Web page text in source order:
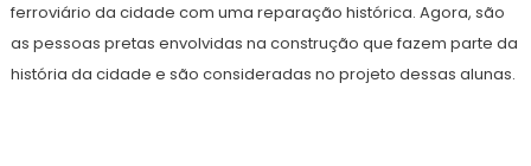
ferroviário da cidade com uma reparação histórica. Agora, são
as pessoas pretas envolvidas na construção que fazem parte da
história da cidade e são consideradas no projeto dessas alunas.